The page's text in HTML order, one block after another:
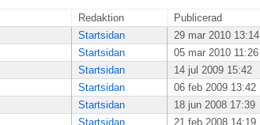
Redaktion
Publicerad
Startsidan
29 mar 2010 13:14
Startsidan
05 mar 2010 11:26
Startsidan
14 jul 2009 15:42
Startsidan
06 feb 2009 13:42
Startsidan
18 jun 2008 17:39
Startsidan
21 feb 2008 14:19